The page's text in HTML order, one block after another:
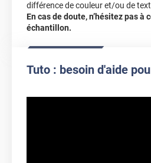
différence de couleur et/ou de
En cas de doute, n’hésitez pas
échantillon.
Tuto : besoin d'aide